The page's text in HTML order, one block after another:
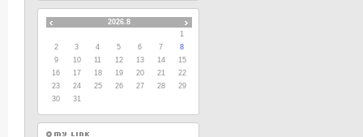
2026.8
1
2
3 4 5 6 7
8
9
10 11 12 13 14
15
16
17 18 19 20 21
22
23
24 25 26 27 28
29
30
31